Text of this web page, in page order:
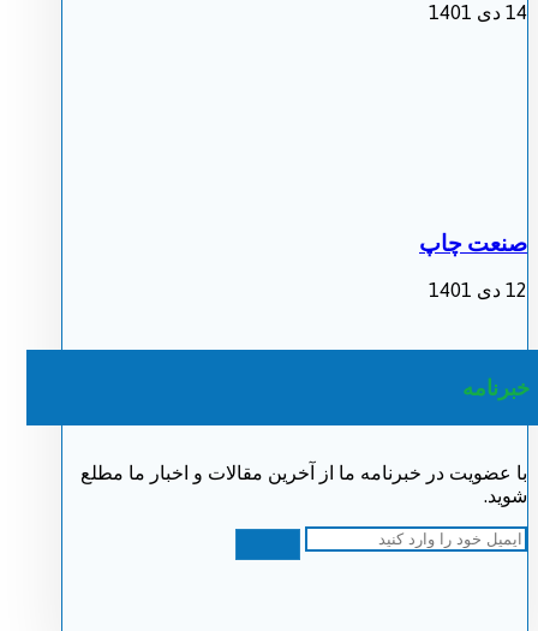
14 دی 1401
صنعت چاپ
12 دی 1401
خبرنامه
با عضویت در خبرنامه ما از آخرین مقالات و اخبار ما مطلع
شوید.